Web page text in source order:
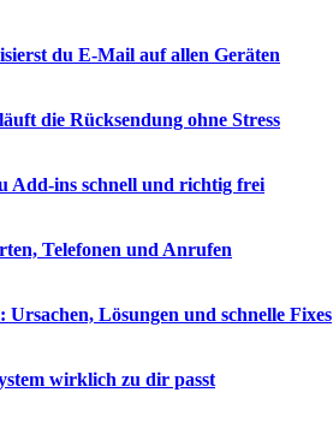
du E-Mail auf allen Geräten
die Rücksendung ohne Stress
Add-ins schnell und richtig frei
Telefonen und Anrufen
Lösungen und schnelle Fixes
wirklich zu dir passt